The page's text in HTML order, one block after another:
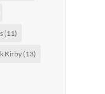
(11)
Kirby(13)